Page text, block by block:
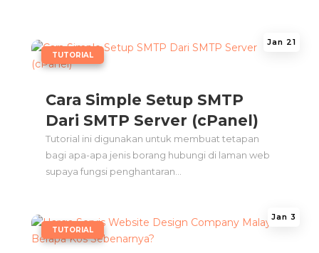
Cara Simple Setup SMTP
Dari SMTP Server (cPanel)
Jan 21
TUTORIAL
Tutorial ini digunakan untuk membuat tetapan
bagi apa-apa jenis borang hubungi di laman web
supaya fungsi penghantaran...
Jan 3
TUTORIAL